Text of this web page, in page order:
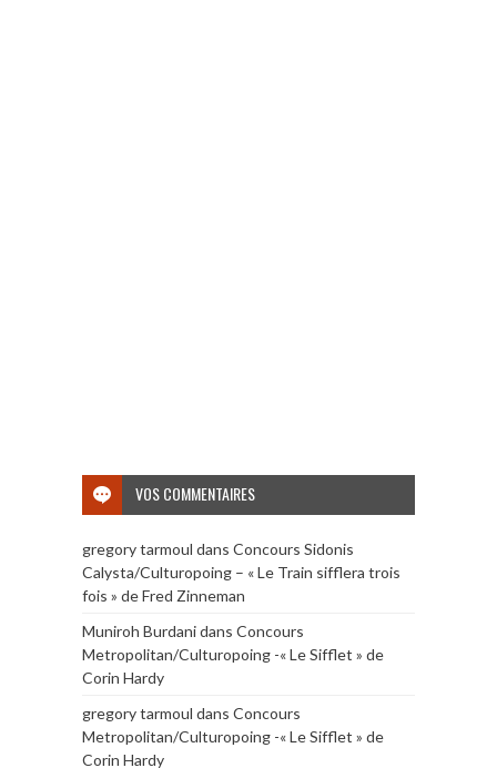
VOS COMMENTAIRES
gregory tarmoul dans Concours Sidonis
Calysta/Culturopoing – « Le Train sifflera trois
fois » de Fred Zinneman
Muniroh Burdanidans Concours
Metropolitan/Culturopoing -« Le Sifflet » de
Corin Hardy
gregory tarmoul dans Concours
Metropolitan/Culturopoing -« Le Sifflet » de
Corin Hardy